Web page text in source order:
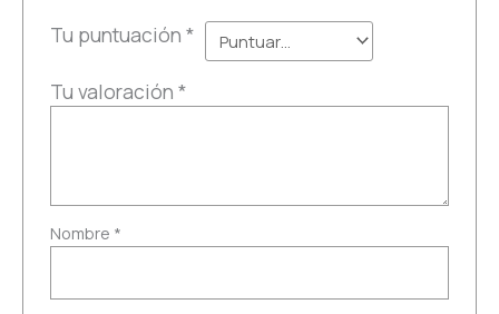
Tu puntuación*
Tu valoración*
Nombre *